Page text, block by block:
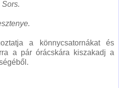
Sors.
a könnycsatornákat és
a pár órácskára kiszakadj a